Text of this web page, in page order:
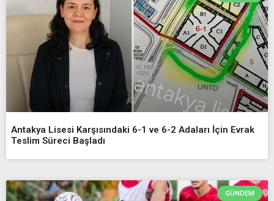
Antakya Lisesi Karşısındaki 6-1 ve 6-2 Adaları İçin Evrak
Teslim Süreci Başladı
GÜNDEM